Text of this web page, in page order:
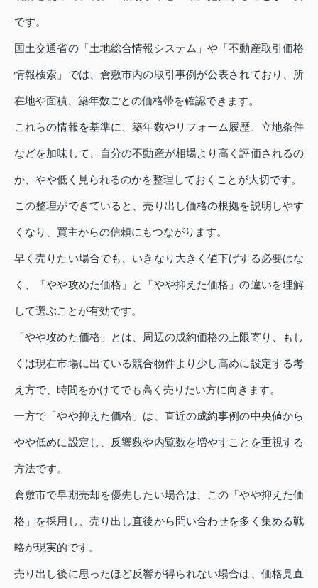
です。
国土交通省の「土地総合情報システム」や「不動産取引価格
情報検索」では、倉敷市内の取引事例が公表されており、所
在地や面積、築年数ごとの価格帯を確認できます。
これらの情報を基準に、築年数やリフォーム履歴、立地条件
などを加味して、自分の不動産が相場より高く評価されるの
か、やや低く見られるのかを整理しておくことが大切です。
この整理ができていると、売り出し価格の根拠を説明しやす
くなり、買主からの信頼にもつながります。
早く売りたい場合でも、いきなり大きく値下げする必要はな
く、「やや攻めた価格」と「やや抑えた価格」の違いを理解
して選ぶことが有効です。
「やや攻めた価格」とは、周辺の成約価格の上限寄り、もし
くは現在市場に出ている競合物件より少し高めに設定する考
え方で、時間をかけてでも高く売りたい方に向きます。
一方で「やや抑えた価格」は、直近の成約事例の中央値から
やや低めに設定し、反響数や内覧数を増やすことを重視する
方法です。
倉敷市で早期売却を優先したい場合は、この「やや抑えた価
格」を採用し、売り出し直後から問い合わせを多く集める戦
略が現実的です。
売り出し後に思ったほど反響が得られない場合は、価格見直